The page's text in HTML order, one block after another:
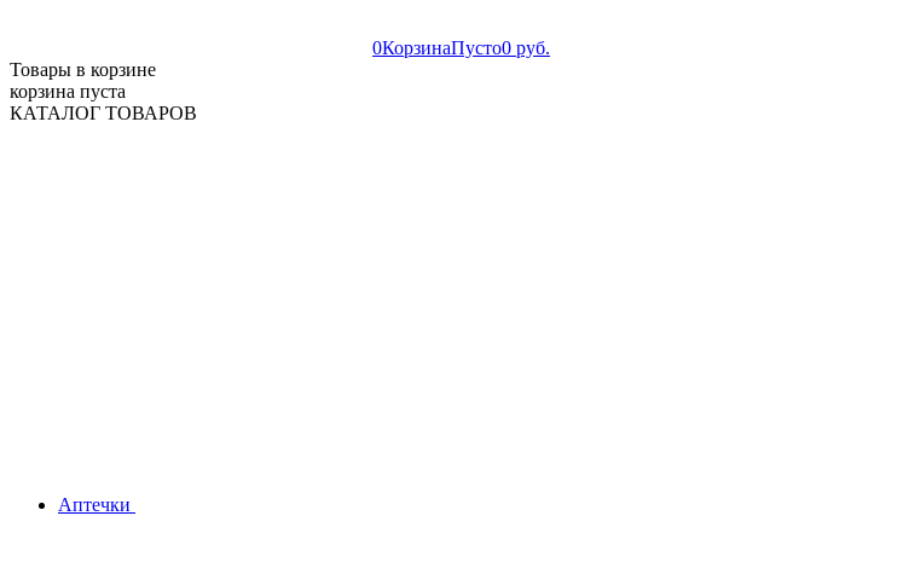
0КорзинаПусто0 руб.
Товары в корзине
корзина пуста
КАТАЛОГ ТОВАРОВ
Аптечки